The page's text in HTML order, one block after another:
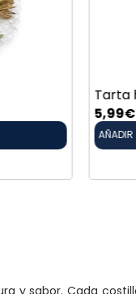
helada whisky
y sabor. Cada